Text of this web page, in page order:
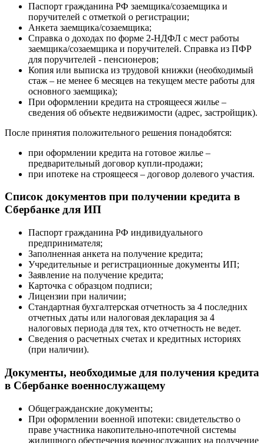
Паспорт гражданина РФ заемщика/созаемщика и
поручителей с отметкой о регистрации;
Анкета заемщика/созаемщика;
Справка о доходах по форме 2-НДФЛ с мест работы
заемщика/созаемщика и поручителей. Cправка из ПФР
для поручителей - пенсионеров;
Копия или выписка из трудовой книжки (необходимый
стаж – не менее 6 месяцев на текущем месте работы для
основного заемщика);
При оформлении кредита на строящееся жилье –
сведения об объекте недвижимости (адрес, застройщик).
После принятия положительного решения понадобятся:
при оформлении кредита на готовое жилье –
предварительный договор купли-продажи;
при ипотеке на строящееся – договор долевого участия.
Список документов при получении кредита в
Сбербанке для ИП
Паспорт гражданина РФ индивидуального
предпринимателя;
Заполненная анкета на получение кредита;
Учредительные и регистрационные документы ИП;
Заявление на получение кредита;
Карточка с образцом подписи;
Лицензии при наличии;
Стандартная бухгалтерская отчетность за 4 последних
отчетных даты или налоговая декларация за 4
налоговых периода для тех, кто отчетность не ведет.
Сведения о расчетных счетах и кредитных историях
(при наличии).
Документы, необходимые для получения кредита
в Сбербанке военнослужащему
Общегражданские документы;
При оформлении военной ипотеки: свидетельство о
праве участника накопительно-ипотечной системы
жилищного обеспечения военнослужащих на получение